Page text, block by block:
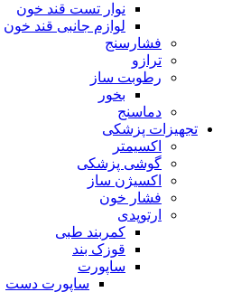
نوار تست قند خون
لوازم جانبی قند خون
فشارسنج
ترازو
رطوبت ساز
بخور
دماسنج
تجهیزات پزشکی
اکسیمتر
گوشی پزشکی
اکسیژن ساز
فشار خون
ارتوپدی
کمربند طبی
قوزک بند
ساپورت
ساپورت دست